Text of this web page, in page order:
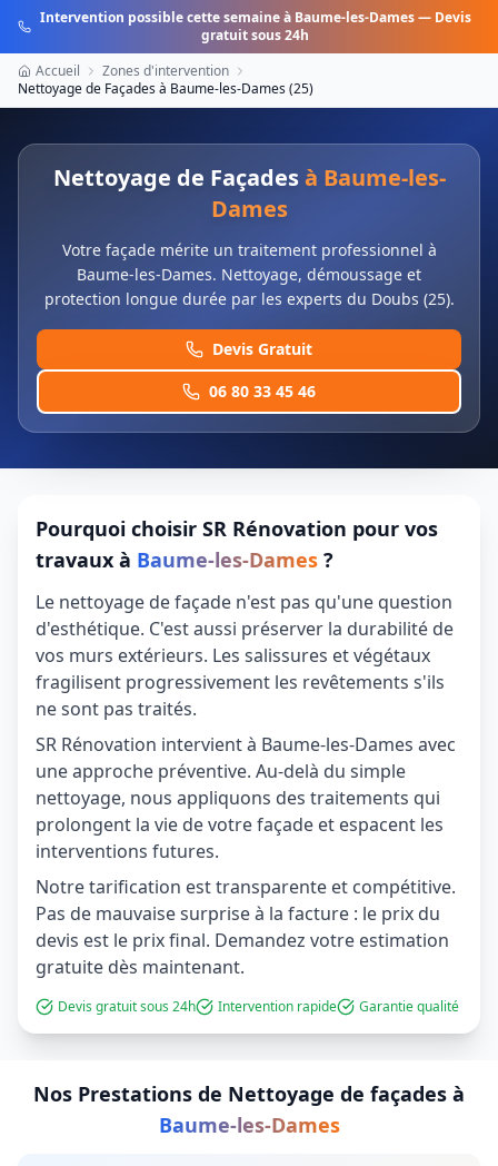
Intervention possible cette semaine à Baume-les-Dames— Devis
gratuit sous 24h
Accueil
Zones d'intervention
Nettoyage de Façadesà Baume-les-Dames(25)
Nettoyage de Façades à Baume-les-
Dames
Votre façade mérite un traitement professionnel à
Baume-les-Dames. Nettoyage, démoussage et
protection longue durée par les experts du Doubs (25).
Devis Gratuit
06 80 33 45 46
Pourquoi choisir SR Rénovation pour vos
travaux à Baume-les-Dames ?
Le nettoyage de façade n'est pas qu'une question
d'esthétique. C'est aussi préserver la durabilité de
vos murs extérieurs. Les salissures et végétaux
fragilisent progressivement les revêtements s'ils
ne sont pas traités.
SR Rénovation intervient à Baume-les-Dames avec
une approche préventive. Au-delà du simple
nettoyage, nous appliquons des traitements qui
prolongent la vie de votre façade et espacent les
interventions futures.
Notre tarification est transparente et compétitive.
Pas de mauvaise surprise à la facture : le prix du
devis est le prix final. Demandez votre estimation
gratuite dès maintenant.
Devis gratuit sous 24h Intervention rapide Garantie qualité
Nos Prestations de Nettoyage de façades à
Baume-les-Dames